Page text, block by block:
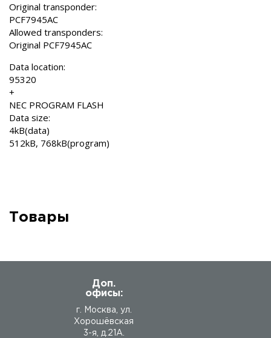
Original transponder:
PCF7945AC
Allowed transponders:
Original PCF7945AC
Data location:
95320
+
NEC PROGRAM FLASH
Data size:
4kB(data)
512kB, 768kB(program)
Товары
Доп.
офисы:
г. Москва, ул.
Хорошёвская
3-я, д.21А.